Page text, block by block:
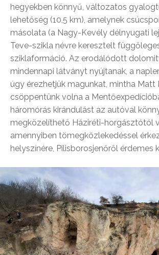
hegyekben könnyű, változatos
lehetőség (10,5 km), amelynek
másolata (a Nagy-Kevély délnyugati
Teve-szikla névre keresztelt
sziklaformáció. Az erodálódott
mindennapi látványt nyújtanak, a
úgy érezhetjük magunkat, mintha Matt
csöppentünk volna a
háromórás kirándulást az autóval
megközelíthető Háziréti-horgásztótól
amennyiben tömegközlekedéssel
helyszínére, Pilisborosjenőről érdemes